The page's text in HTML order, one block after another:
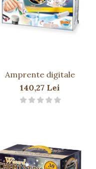
Amprente digitale
140,27 Lei